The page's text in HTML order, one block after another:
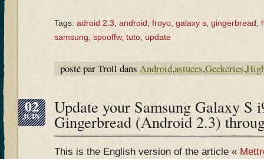
Tags: adroid 2.3 android froyo galaxy s gingerbread
samsung spooffw, tuto update
posté par Troll dans Android,astuces,Geekeries,
02
JUIN Update your Samsung Galaxy S
Gingerbread (Android 2.3)
This is the English version of the article «